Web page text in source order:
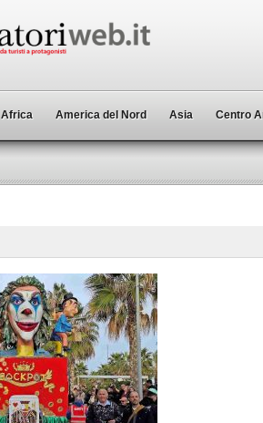
Africa America del Nord Asia Centro